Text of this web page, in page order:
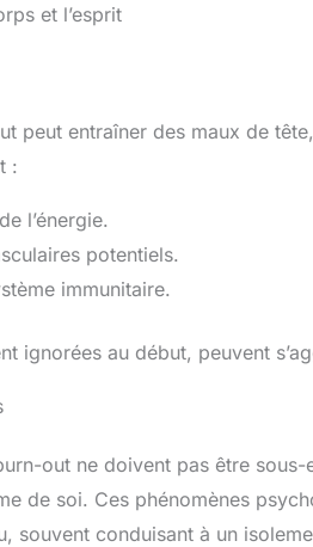
et l’esprit
peut entraîner des maux de
:
l’énergie.
potentiels.
immunitaire.
ignorées au début, peuvent
out ne doivent pas être
de soi. Ces phénomènes
souvent conduisant à un